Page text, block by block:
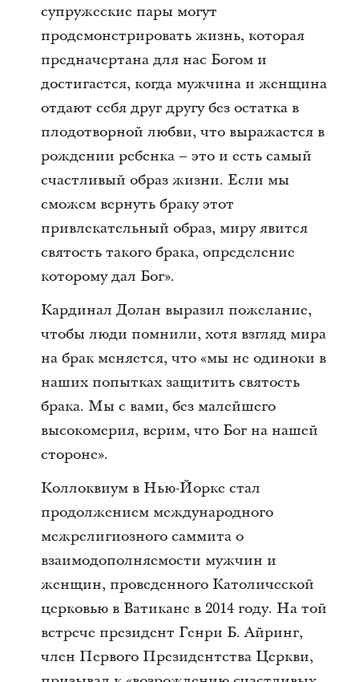
супружеские пары могут
продемонстрировать жизнь, которая
предначертана для нас Богом и
достигается, когда мужчина и женщина
отдают себя друг другу без остатка в
плодотворной любви, что выражается в
рождении ребенка – это и есть самый
счастливый образ жизни. Если мы
сможем вернуть браку этот
привлекательный образ, миру явится
святость такого брака, определение
которому дал Бог».
Кардинал Долан выразил пожелание,
чтобы люди помнили, хотя взгляд мира
на брак меняется, что «мы не одиноки в
наших попытках защитить святость
брака. Мы с вами, без малейшего
высокомерия, верим, что Бог на нашей
стороне».
Коллоквиум в Нью-Йорке стал
продолжением международного
межрелигиозного саммита о
взаимодополняемости мужчин и
женщин, проведенного Католической
церковью в Ватикане в 2014 году. На той
встрече президент Генри Б. Айринг,
член Первого Президентства Церкви,